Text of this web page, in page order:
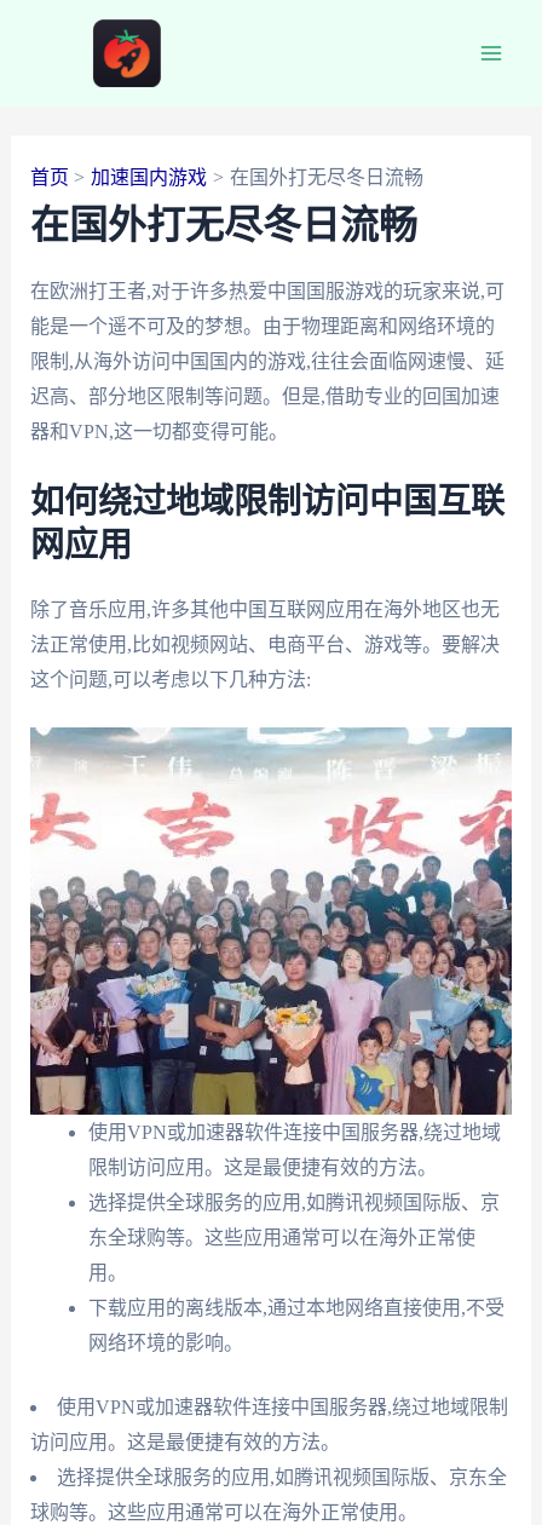
首页 加速国内游戏 在国外打无尽冬日流畅
在国外打无尽冬日流畅
在欧洲打王者,对于许多热爱中国国服游戏的玩家来说,可
能是一个遥不可及的梦想。由于物理距离和网络环境的
限制,从海外访问中国国内的游戏,往往会面临网速慢、延
迟高、部分地区限制等问题。但是,借助专业的回国加速
器和VPN,这一切都变得可能。
如何绕过地域限制访问中国互联
网应用
除了音乐应用,许多其他中国互联网应用在海外地区也无
法正常使用,比如视频网站、电商平台、游戏等。要解决
这个问题,可以考虑以下几种方法:
使用VPN或加速器软件连接中国服务器,绕过地域
限制访问应用。这是最便捷有效的方法。
选择提供全球服务的应用,如腾讯视频国际版、京
东全球购等。这些应用通常可以在海外正常使
用。
下载应用的离线版本,通过本地网络直接使用,不受
网络环境的影响。
使用VPN或加速器软件连接中国服务器,绕过地域限制
访问应用。这是最便捷有效的方法。
选择提供全球服务的应用,如腾讯视频国际版、京东全
球购等。这些应用通常可以在海外正常使用。